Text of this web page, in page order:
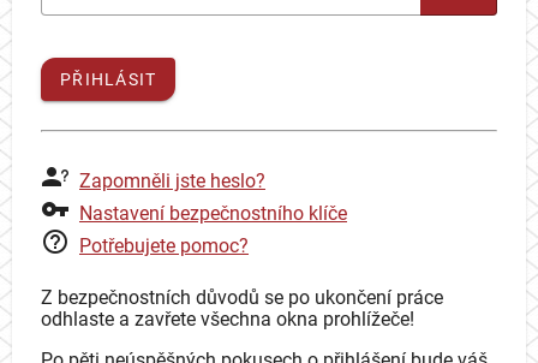
PŘIHLÁSIT
Zapomněli jste heslo?
Nastavení bezpečnostního klíče
Potřebujete pomoc?
Z bezpečnostních důvodů se po ukončení práce
odhlaste a zavřete všechna okna prohlížeče!